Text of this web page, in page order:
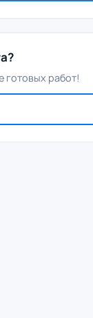
готовых работ!